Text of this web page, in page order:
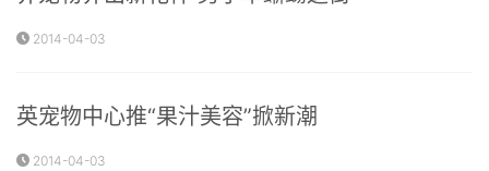
2014-04-03
英宠物中心推“果汁美容”掀新潮
2014-04-03